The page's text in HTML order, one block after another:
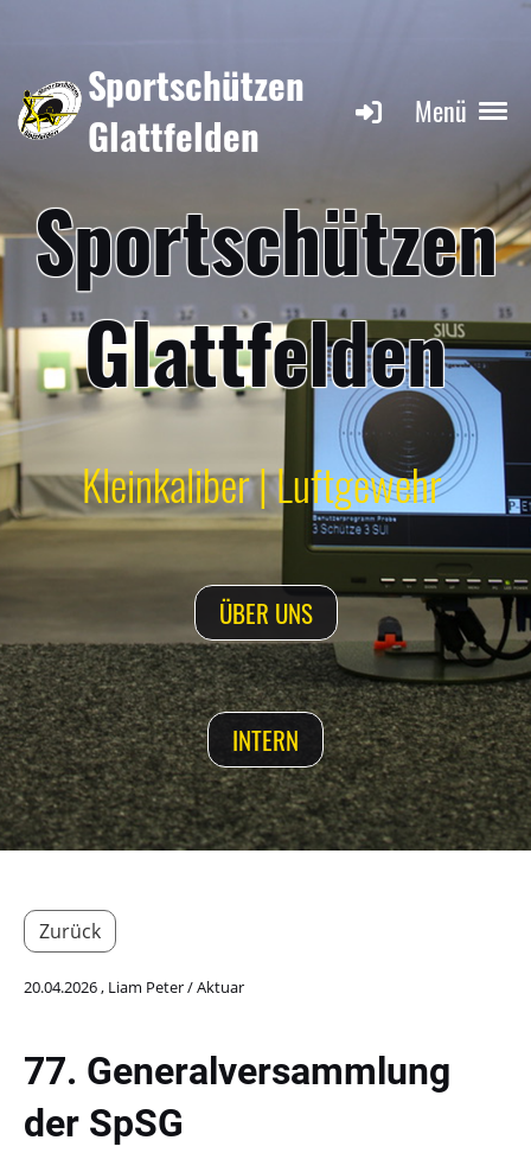
Menü
Sportschützen
Glattfelden
Sportschützen
Glattfelden
Kleinkaliber | Luftgewehr
ÜBER UNS
INTERN
Zurück
20.04.2026, Liam Peter / Aktuar
77. Generalversammlung
der SpSG